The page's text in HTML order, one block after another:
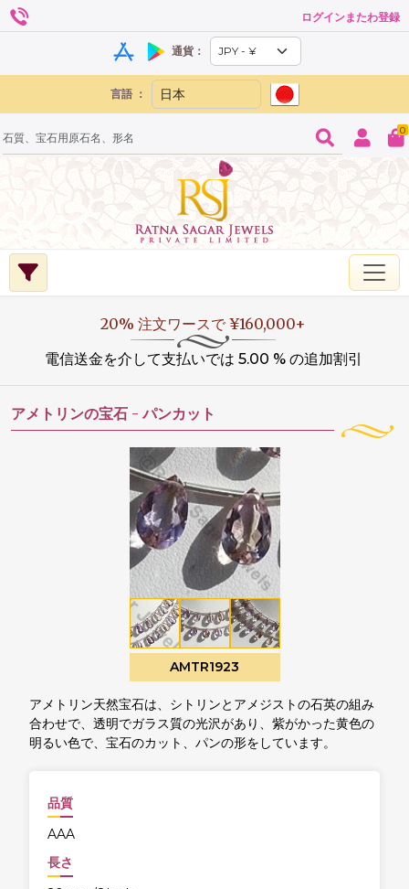
ログインまたわ登録
通貨：
言語 ：
0
20% 注文ワースで ¥160,000+
電信送金を介して支払いでは 5.00 % の追加割引
アメトリンの宝石 - パンカット
AMTR1923
アメトリン天然宝石は、シトリンとアメジストの石英の組み
合わせで、透明でガラス質の光沢があり、紫がかった黄色の
明るい色で、宝石のカット、パンの形をしています。
品質
AAA
長さ